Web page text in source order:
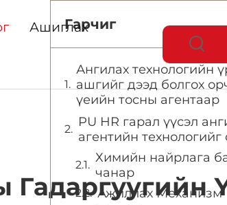
Ашиглах
Гадаргуугийн
Гарчиг
Ангилах технологийн
ашгийг дээд болгох
үеийн тосны агентаар
PU HR гарал үүсэл
агентийн технологийг
Химийн найрлага
чанар
Ажиллах Механизм